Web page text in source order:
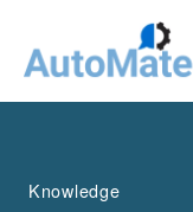
Knowledge